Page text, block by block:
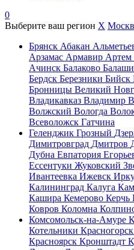
0
Выберите ваш регион X
Брянск Абакан
Арзамас Армавир Артем
Ачинск Балаково
Бердск Березники Бийск
Бронницы Великий
Владикавказ Владимир
Волжский Вологда
Всеволожск Гатчина
Геленджик Грозный
Димитровград Дмитров
Дубна Евпатория
Ессентуки Жуковский
Ивантеевка Ижевск
Калининград Калуга
Кашира Кемерово Керчь
Ковров Коломна
Комсомольск-на-Амуре
Котельники Красногорск
Красноярск Кронштадт